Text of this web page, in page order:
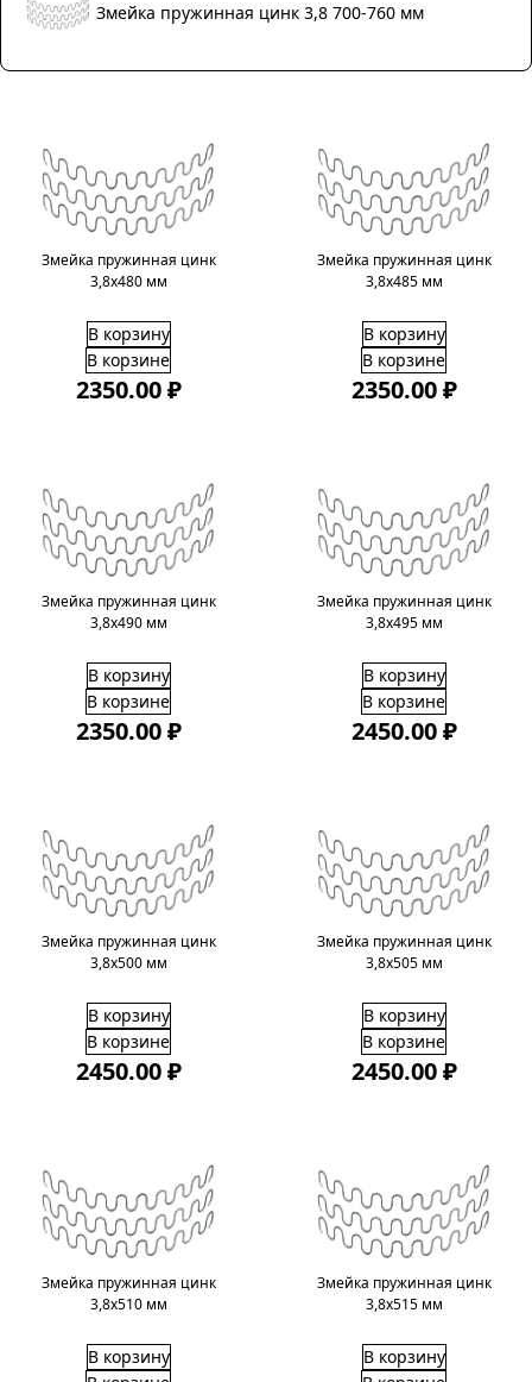
Змейка пружинная цинк 3,8 700-760 мм
Змейка пружинная цинк
3,8х480 мм
В корзину
В корзине
2350.00 ₽
Змейка пружинная цинк
3,8х485 мм
В корзину
В корзине
2350.00 ₽
Змейка пружинная цинк
3,8х490 мм
В корзину
В корзине
2350.00 ₽
Змейка пружинная цинк
3,8х495 мм
В корзину
В корзине
2450.00 ₽
Змейка пружинная цинк
3,8х500 мм
В корзину
В корзине
2450.00 ₽
Змейка пружинная цинк
3,8х505 мм
В корзину
В корзине
2450.00 ₽
Змейка пружинная цинк
3,8х510 мм
В корзину
Змейка пружинная цинк
3,8х515 мм
В корзину